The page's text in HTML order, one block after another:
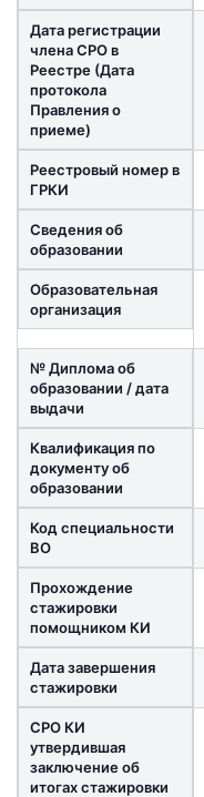
Дата регистрации
члена СРО в
Реестре (Дата
протокола
Правления о
приеме)
Реестровый номер в
ГРКИ
Сведения об
образовании
Образовательная
организация
№ Диплома об
образовании / дата
выдачи
Квалификация по
документу об
образовании
Код специальности
ВО
Прохождение
стажировки
помощником КИ
Дата завершения
стажировки
СРО КИ
утвердившая
заключение об
итогах стажировки